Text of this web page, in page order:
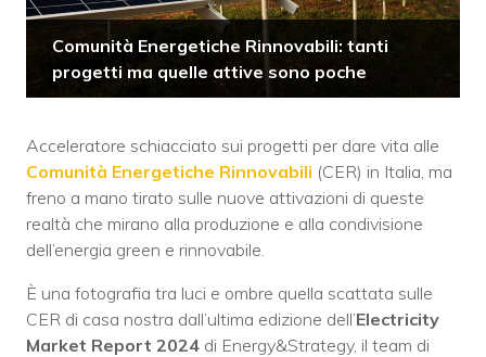
Comunità Energetiche Rinnovabili: tanti
progetti ma quelle attive sono poche
Acceleratore schiacciato sui progetti per dare vita alle
Comunità Energetiche Rinnovabili (CER) in Italia, ma
freno a mano tirato sulle nuove attivazioni di queste
realtà che mirano alla produzione e alla condivisione
dell’energia green e rinnovabile.
È una fotografia tra luci e ombre quella scattata sulle
CER di casa nostra dall’ultima edizione dell’Electricity
Market Report 2024 di Energy&Strategy, il team di